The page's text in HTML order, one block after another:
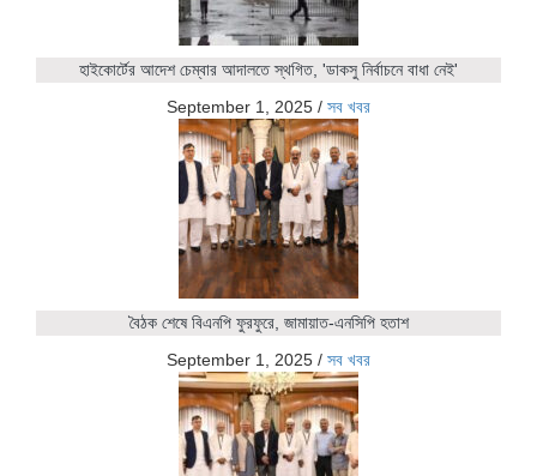
হাইকোর্টের আদেশ চেম্বার আদালতে স্থগিত, 'ডাকসু নির্বাচনে বাধা নেই'
September 1, 2025 / সব খবর
বৈঠক শেষে বিএনপি ফুরফুরে, জামায়াত-এনসিপি হতাশ
September 1, 2025 / সব খবর